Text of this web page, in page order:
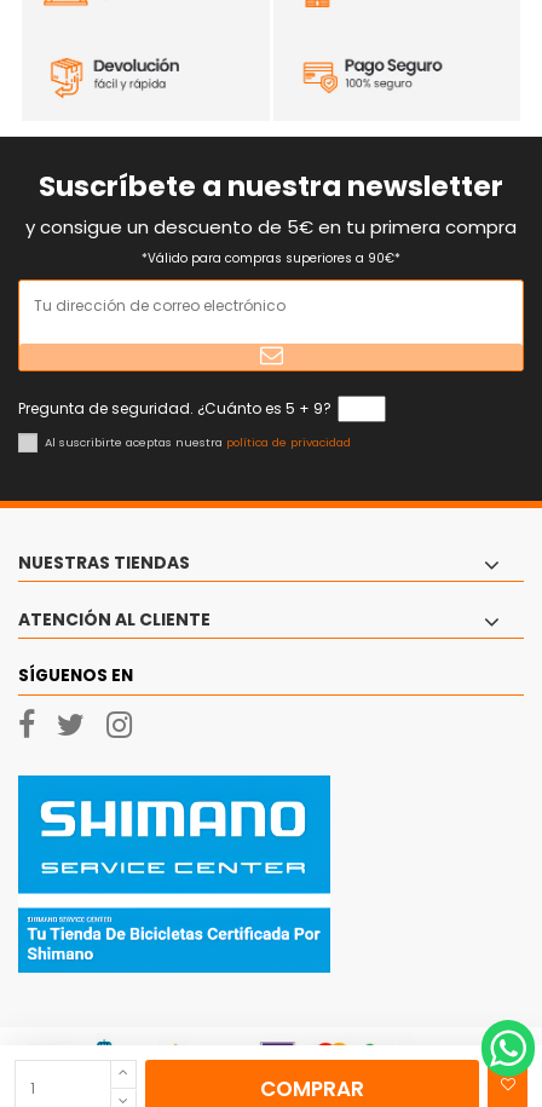
COMPRAR
Suscríbete a nuestra newsletter
y consigue un descuento de 5€ en tu primera compra
*Válido para compras superiores a 90€*
Pregunta de seguridad. ¿Cuánto es 5 + 9?
Al suscribirte aceptas nuestra política de privacidad
NUESTRAS TIENDAS
ATENCIÓN AL CLIENTE
SÍGUENOS EN
© 2026 - Ciclos Currá, SL Todos los derechos reservados.
Politica